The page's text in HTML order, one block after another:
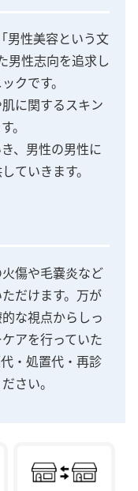
男性美容という文
男性志向を追求し
クです。
に関するスキン
。
、男性の男性に
ていきます。
傷や毛嚢炎など
だけます。万が
な視点からしっ
アを行っていた
・処置代・再診
さい。